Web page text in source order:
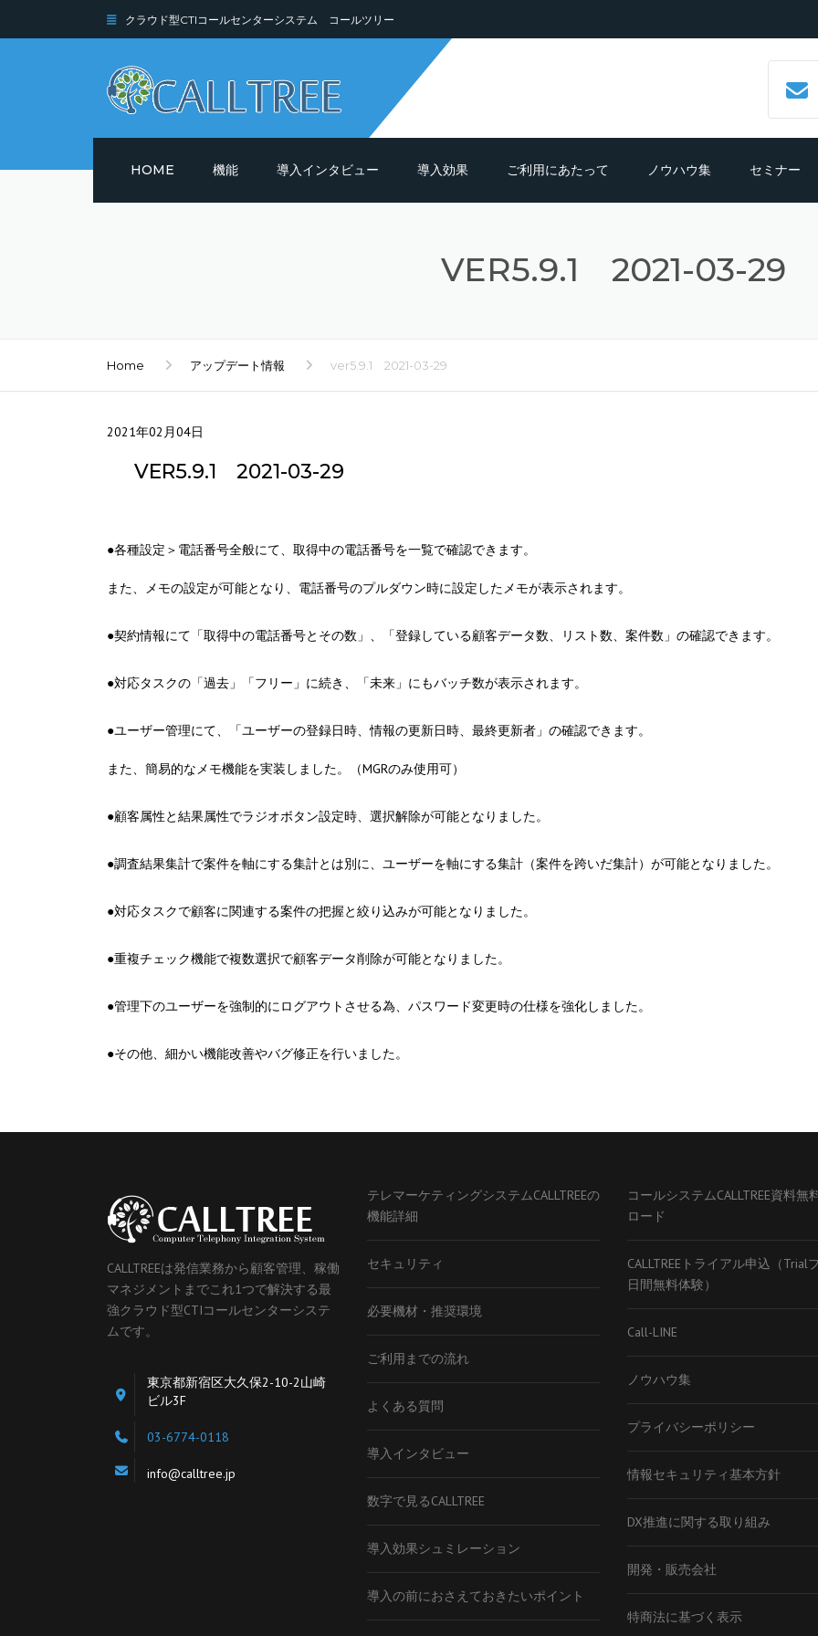
クラウド型CTIコールセンターシステム コールツリー
HOME 機能 導入インタビュー 導入効果
導入効果シュミレーション
ご利用にあたって
ご利用までの流れ
ノウハウ集
CTIシステムとは？導入メリットも
紹介
テレマーケティングシステム機能
セミナー
VER5.9.1 2021-03-29
Home アップデート情報 ver5.9.1 2021-03-29
2021年02月04日
VER5.9.1 2021-03-29
●各種設定＞電話番号全般にて、取得中の電話番号を一覧で確認できます。
また、メモの設定が可能となり、電話番号のプルダウン時に設定したメモが表示されます。
●契約情報にて「取得中の電話番号とその数」、「登録している顧客データ数、リスト数、案件数」の確認できます。
●対応タスクの「過去」「フリー」に続き、「未来」にもバッチ数が表示されます。
●ユーザー管理にて、「ユーザーの登録日時、情報の更新日時、最終更新者」の確認できます。
また、簡易的なメモ機能を実装しました。（MGRのみ使用可）
●顧客属性と結果属性でラジオボタン設定時、選択解除が可能となりました。
●調査結果集計で案件を軸にする集計とは別に、ユーザーを軸にする集計（案件を跨いだ集計）が可能となりました。
●対応タスクで顧客に関連する案件の把握と絞り込みが可能となりました。
●重複チェック機能で複数選択で顧客データ削除が可能となりました。
●管理下のユーザーを強制的にログアウトさせる為、パスワード変更時の仕様を強化しました。
●その他、細かい機能改善やバグ修正を行いました。
CALLTREEは発信業務から顧客管理、稼働
マネジメントまでこれ1つで解決する最
強クラウド型CTIコールセンターシステ
ムです。
東京都新宿区大久保2-10-2山崎
ビル3F
03-6774-0118
info@calltree.jp
テレマーケティングシステムCALLTREEの
機能詳細
セキュリティ
必要機材・推奨環境
ご利用までの流れ
よくある質問
導入インタビュー
数字で見るCALLTREE
導入効果シュミレーション
導入の前におさえておきたいポイント
コールシステムCALLTREE資料無
ロード
CALLTREEトライアル申込（Trial
日間無料体験）
Call-LINE
ノウハウ集
プライバシーポリシー
情報セキュリティ基本方針
DX推進に関する取り組み
開発・販売会社
特商法に基づく表示